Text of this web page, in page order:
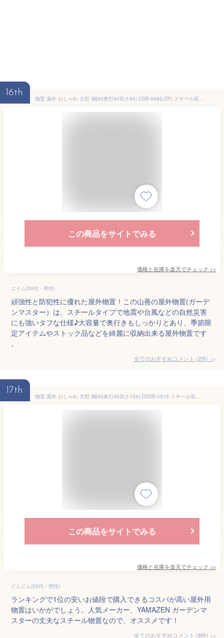
16th
物置 屋外 おしゃれ 大型 (幅90奥行60高さ84) DSB-098(LGY) スチール収納庫 スチール物置 物置き 大容量 山善 YAMAZEN ガーデンマスター 【送料無料】
この商品をサイトでみる
価格と在庫を楽天でチェック >>
エイム(50代・男性)
頑強性と防犯性に優れた屋外物置！この山善の屋外物置(ガーデ
ンマスター）は、スチールタイプで地震や台風などの自然災害
にも強いタフな仕様♪大容量で奥行きもしっかりとあり、季節限
定アイテムやストック品などを綺麗に収納出来る屋外物置です
。
全てのおすすめコメント (2件) >
17th
物置 屋外 おしゃれ 大型 (幅90奥行45高さ154) DSSB-0915 スチール収納庫 スチール物置 物置き 大容量 山善 YAMAZEN ガーデンマスター 【送料無料】
この商品をサイトでみる
価格と在庫を楽天でチェック >>
どんどん(50代・男性)
ランキングで1位の安いお値段で購入できるコスパが高い屋外用
物置はいかがでしょう。人気メーカー、YAMAZEN ガーデンマ
スターの丈夫なスチール物置なので、オススメです！
全てのおすすめコメント (8件) >